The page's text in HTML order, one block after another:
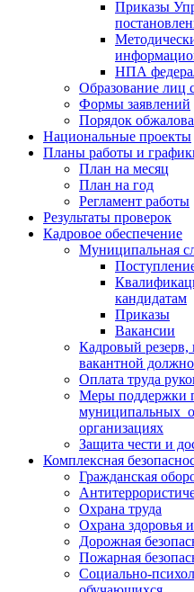
Приказы
НПА
Образование лиц
Формы заявлений
Порядок
Национальные проекты
Планы работы и
План на месяц
План на год
Регламент работы
Результаты проверок
Кадровое обеспечение
Муниципальная
кандидатам
Приказы
Вакансии
Кадровый резерв,
вакантной
Оплата труда
Меры поддержки
муниципальных
организациях
Защита чести и
Комплексная
Гражданская
Охрана труда
Охрана
Дорожная
Пожарная
Социально-